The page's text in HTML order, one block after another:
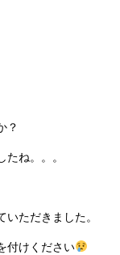
？
ね。。。
ただきました。
付けください